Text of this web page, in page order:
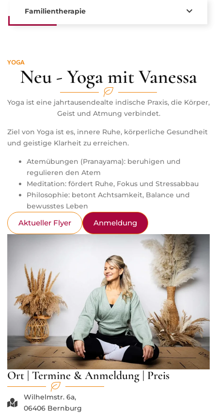
Familientherapie
YOGA
Neu - Yoga mit Vanessa
Yoga ist eine jahrtausendealte indische Praxis, die Körper,
Geist und Atmung verbindet.
Ziel von Yoga ist es, innere Ruhe, körperliche Gesundheit
und geistige Klarheit zu erreichen.
Atemübungen (Pranayama): beruhigen und
regulieren den Atem
Meditation: fördert Ruhe, Fokus und Stressabbau
Philosophie: betont Achtsamkeit, Balance und
bewusstes Leben
Aktueller Flyer Anmeldung
Ort | Termine & Anmeldung | Preis
Wilhelmstr. 6a,
06406 Bernburg